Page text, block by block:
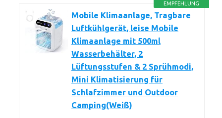
EMPFEHLUNG
Mobile Klimaanlage, Tragbare
Luftkühlgerät, leise Mobile
Klimaanlage mit 500ml
Wasserbehälter, 2
Lüftungsstufen & 2 Sprühmodi,
Mini Klimatisierung für
Schlafzimmer und Outdoor
Camping(Weiß)